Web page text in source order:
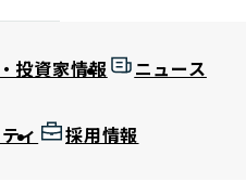
投資家情報 ニュース
ィ 採用情報